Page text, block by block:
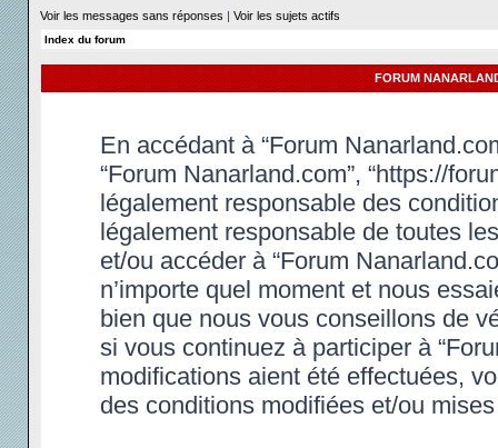
Voir les messages sans réponses | Voir les sujets actifs
Index du forum
FORUM
En accédant à “Forum
“Forum Nanarland.com”, “https://
légalement responsable des
légalement responsable de toutes
et/ou accéder à “Forum
n’importe quel moment et nous
bien que nous vous conseillons de
si vous continuez à participer à
modifications aient été effectuées,
des conditions modifiées et/ou